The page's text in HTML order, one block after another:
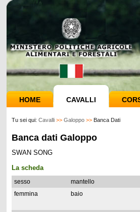
HOME CAVALLI
Tu sei qui: Cavalli >> Galoppo >> Banca Dati
Banca dati Galoppo
SWAN SONG
La scheda
sesso mantello
femmina
baio